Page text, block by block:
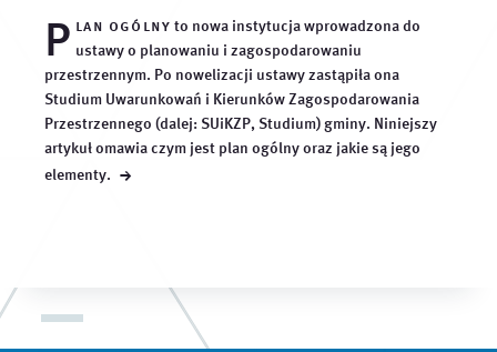
P lan ogólny to nowa instytucja wprowadzona do
ustawy o planowaniu i zagospodarowaniu
przestrzennym. Po nowelizacji ustawy zastąpiła ona
Studium Uwarunkowań i Kierunków Zagospodarowania
Przestrzennego (dalej: SUiKZP, Studium) gminy. Niniejszy
artykuł omawia czym jest plan ogólny oraz jakie są jego
elementy. →